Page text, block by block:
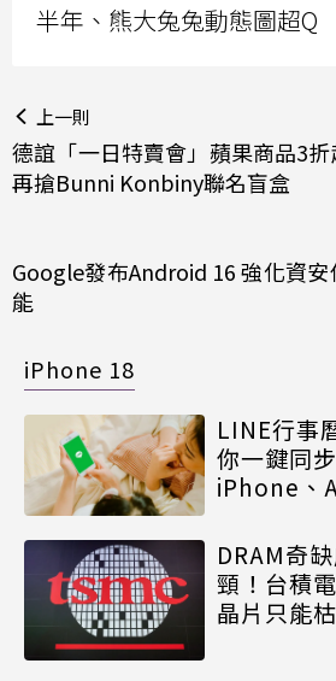
半年、熊大兔兔動態圖超Q
上一則
德誼「一日特賣會」蘋果商品3
再搶Bunni Konbiny聯名盲盒
Google發布Android 16 強化資
能
iPhone 18
LINE行事
你一鍵同
iPhone、
DRAM奇
頸！台積
晶片只能